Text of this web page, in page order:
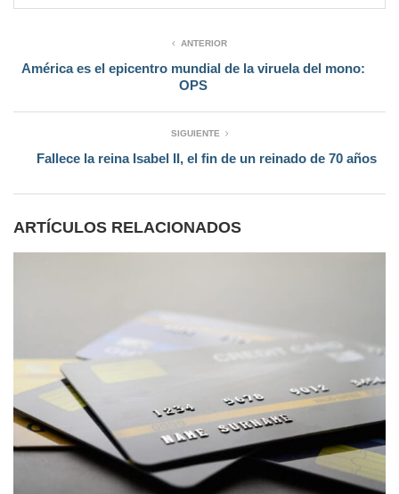
ANTERIOR
América es el epicentro mundial de la viruela del mono:
OPS
SIGUIENTE
Fallece la reina Isabel II, el fin de un reinado de 70 años
ARTÍCULOS RELACIONADOS